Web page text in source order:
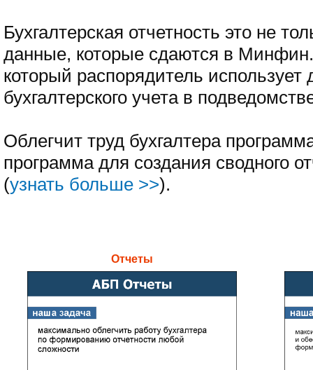
Бухгалтерская отчетность это не
данные, которые сдаются в
который распорядитель использует
бухгалтерского учета в
Облегчит труд бухгалтера
программа для создания сводного
(узнать больше >>).
Отчеты